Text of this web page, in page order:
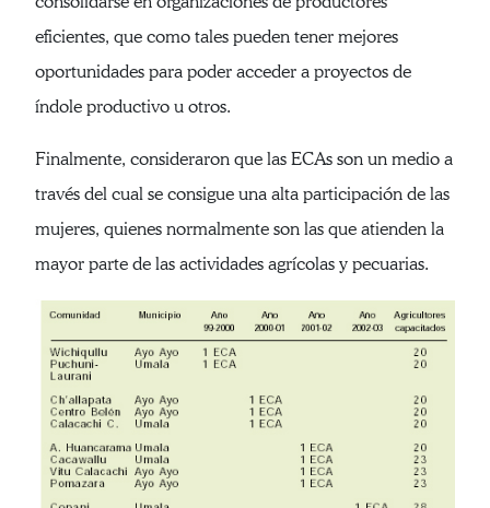
eficientes, que como tales pueden tener mejores
oportunidades para poder acceder a proyectos de
índole productivo u otros.
Finalmente, consideraron que las ECAs son un medio a
través del cual se consigue una alta participación de las
mujeres, quienes normalmente son las que atienden la
mayor parte de las actividades agrícolas y pecuarias.